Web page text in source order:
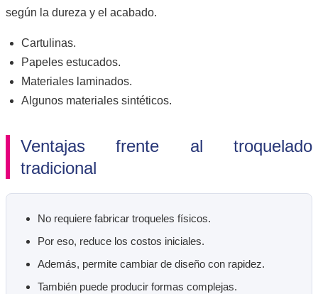
según la dureza y el acabado.
Cartulinas.
Papeles estucados.
Materiales laminados.
Algunos materiales sintéticos.
Ventajas frente al troquelado
tradicional
No requiere fabricar troqueles físicos.
Por eso, reduce los costos iniciales.
Además, permite cambiar de diseño con rapidez.
También puede producir formas complejas.